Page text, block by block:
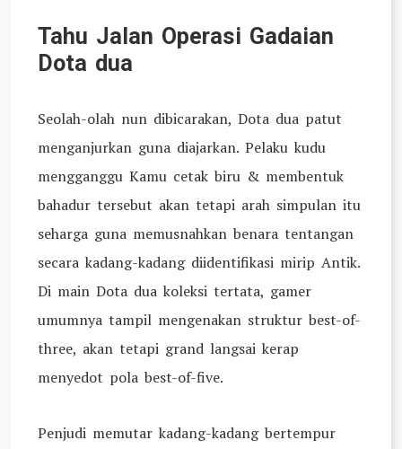
Tahu Jalan Operasi Gadaian
Dota dua
Seolah-olah nun dibicarakan, Dota dua patut
menganjurkan guna diajarkan. Pelaku kudu
mengganggu Kamu cetak biru & membentuk
bahadur tersebut akan tetapi arah simpulan itu
seharga guna memusnahkan benara tentangan
secara kadang-kadang diidentifikasi mirip Antik.
Di main Dota dua koleksi tertata, gamer
umumnya tampil mengenakan struktur best-of-
three, akan tetapi grand langsai kerap
menyedot pola best-of-five.
Penjudi memutar kadang-kadang bertempur